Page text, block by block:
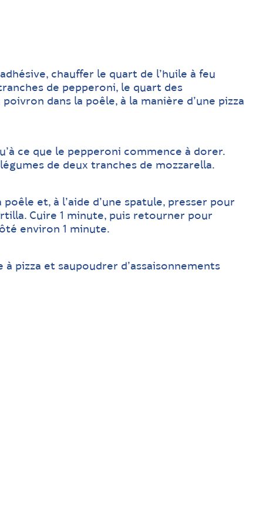
chauffer le quart de l’huile à feu
de pepperoni, le quart des
dans la poêle, à la manière d’une pizza
ce que le pepperoni commence à dorer.
de deux tranches de mozzarella.
et, à l’aide d’une spatule, presser pour
Cuire 1 minute, puis retourner pour
environ 1 minute.
à pizza et saupoudrer d’assaisonnements